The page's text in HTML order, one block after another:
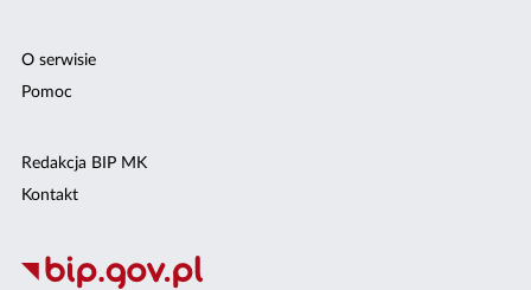
O serwisie
Pomoc
Redakcja BIP MK
Kontakt